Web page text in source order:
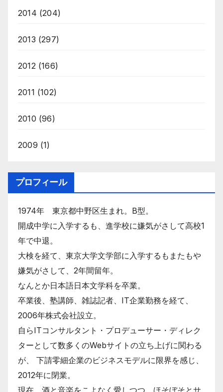
2014 (204)
2013 (297)
2012 (166)
2011 (102)
2010 (96)
2009 (1)
プロフィール
1974年 東京都中野区生まれ。B型。
開成中学に入学するも、進学校に嫌気がさして高校1
年で中退。
大検を経て、東京大学文学部に入学するもまたもや
嫌気がさして、2年間留年。
なんとか日本語日本文学科を卒業。
卒業後、塾講師、雑誌記者、IT企業勤務を経て、
2006年株式会社設立。
自らITコンサルタント・プロデューサー・ディレク
ターとして数多くのWebサイトの立ち上げに関わる
が、 下請零細企業のビジネスモデルに限界を感じ、
2012年に閉業。